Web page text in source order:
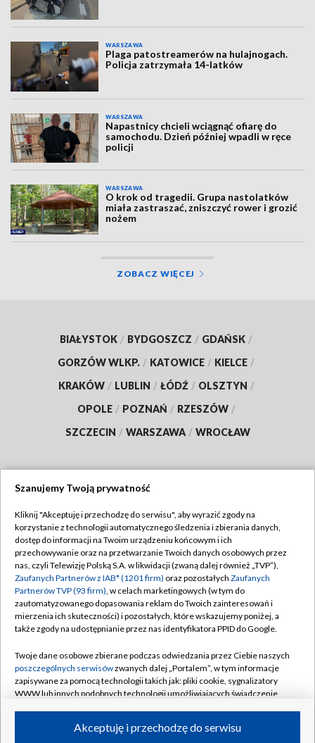
WARSZAWA
Plaga patostreamerów na hulajnogach.
Policja zatrzymała 14-latków
WARSZAWA
Napastnicy chcieli wciągnąć ofiarę do
samochodu. Dzień później wpadli w ręce
policji
WARSZAWA
O krok od tragedii. Grupa nastolatków
miała zastraszać, zniszczyć rower i grozić
nożem
ZOBACZ WIĘCEJ
BIAŁYSTOK / BYDGOSZCZ / GDAŃSK /
GORZÓW WLKP. / KATOWICE / KIELCE /
KRAKÓW / LUBLIN / ŁÓDŹ / OLSZTYN /
OPOLE / POZNAŃ / RZESZÓW /
SZCZECIN / WARSZAWA / WROCŁAW
TVP
Abonament TVP
Emisja w TVP
Centrum informacji TVP
Naziemna Telewizja Cyfrowa
Rada Programowa
System NOS
Informacje o nadawcy
Program dla prasy
Regulamin TVP
Polityka prywatności
Moje zgody
Pomoc
Kontakt
Kanały
Szanujemy Twoją prywatność
Kliknij "Akceptuję i przechodzę do serwisu", aby wyrazić zgody na
korzystanie z technologii automatycznego śledzenia i zbierania danych,
dostęp do informacji na Twoim urządzeniu końcowym i ich
przechowywanie oraz na przetwarzanie Twoich danych osobowych przez
nas, czyli Telewizję Polską S.A. w likwidacji (zwaną dalej również „TVP”),
Zaufanych Partnerów z IAB* (1201 firm) oraz pozostałych Zaufanych
Partnerów TVP (93 firm), w celach marketingowych (w tym do
zautomatyzowanego dopasowania reklam do Twoich zainteresowań i
mierzenia ich skuteczności) i pozostałych, które wskazujemy poniżej, a
także zgody na udostępnianie przez nas identyfikatora PPID do Google.
Twoje dane osobowe zbierane podczas odwiedzania przez Ciebie naszych
poszczególnych serwisówzwanych dalej „Portalem”, w tym informacje
zapisywane za pomocą technologii takich jak: pliki cookie, sygnalizatory
WWW lub innych podobnych technologii umożliwiających świadczenie
ruchu w Internecie.Akceptuję i przechodzę do serwisu